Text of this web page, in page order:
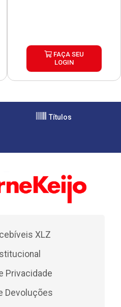
FAÇA SEU
LOGIN
Títulos
XLZ
Privacidade
Devoluções